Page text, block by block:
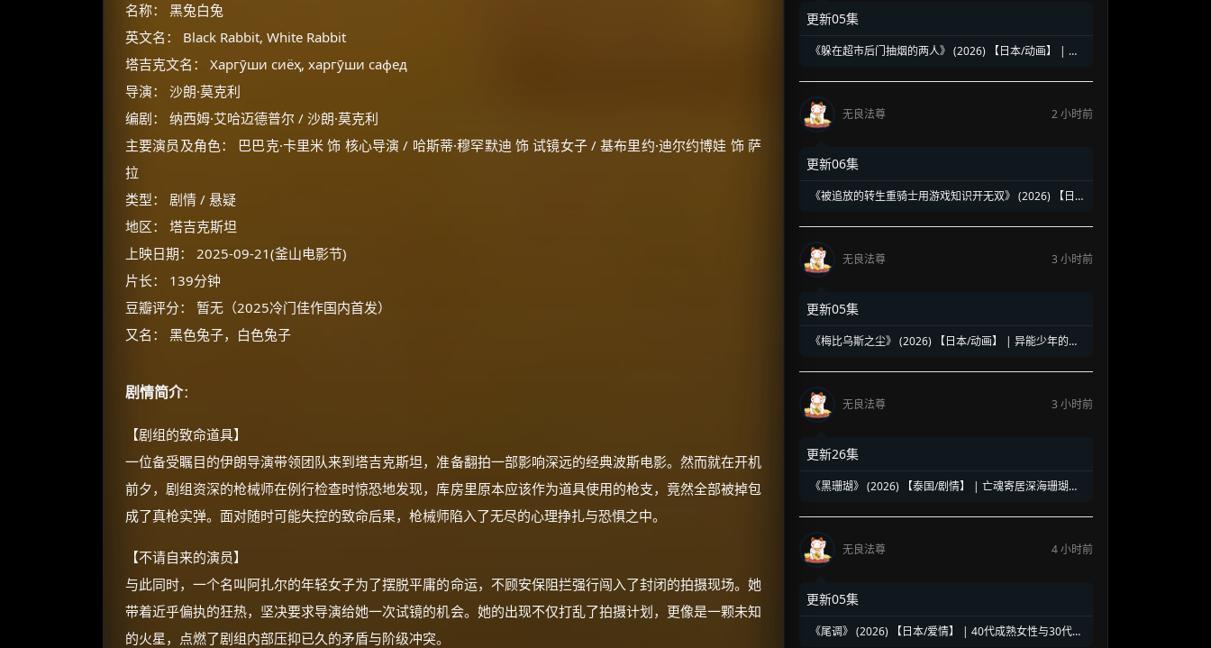
名称： 黑兔白兔
英文名： Black Rabbit, White Rabbit
塔吉克文名： Харгӯши сиёҳ, харгӯши сафед
导演： 沙朗·莫克利
编剧： 纳西姆·艾哈迈德普尔 / 沙朗·莫克利
主要演员及角色： 巴巴克·卡里米 饰 核心导演 / 哈斯蒂·穆罕默迪 饰 试镜女子 / 基布里约·迪尔约博娃 饰 萨
拉
类型： 剧情 / 悬疑
地区： 塔吉克斯坦
上映日期： 2025-09-21(釜山电影节)
片长： 139分钟
豆瓣评分： 暂无（2025冷门佳作国内首发）
又名： 黑色兔子，白色兔子
剧情简介：
【剧组的致命道具】
一位备受瞩目的伊朗导演带领团队来到塔吉克斯坦，准备翻拍一部影响深远的经典波斯电影。然而就在开机
前夕，剧组资深的枪械师在例行检查时惊恐地发现，库房里原本应该作为道具使用的枪支，竟然全部被掉包
成了真枪实弹。面对随时可能失控的致命后果，枪械师陷入了无尽的心理挣扎与恐惧之中。
【不请自来的演员】
与此同时，一个名叫阿扎尔的年轻女子为了摆脱平庸的命运，不顾安保阻拦强行闯入了封闭的拍摄现场。她
带着近乎偏执的狂热，坚决要求导演给她一次试镜的机会。她的出现不仅打乱了拍摄计划，更像是一颗未知
的火星，点燃了剧组内部压抑已久的矛盾与阶级冲突。
更新05集
《躲在超市后门抽烟的两人》 (2026) 【日本/动画】 | 超
爱漫改神作
无良法尊
2 小时前
更新06集
《被追放的转生重骑士用游戏知识开无双》 (2026) 【日
界爽番
无良法尊
3 小时前
更新05集
《梅比乌斯之尘》 (2026) 【日本/动画】 | 异能少年的莫
无良法尊 3 小时前
更新26集
《黑珊瑚》 (2026) 【泰国/剧情】 | 亡魂寄居深海珊瑚的
无良法尊 4 小时前
更新05集
《尾调》 (2026) 【日本/爱情】 | 40代成熟女性与30代压